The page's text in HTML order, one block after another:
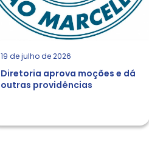
19 de julho de 2026
Diretoria aprova moções e dá
outras providências